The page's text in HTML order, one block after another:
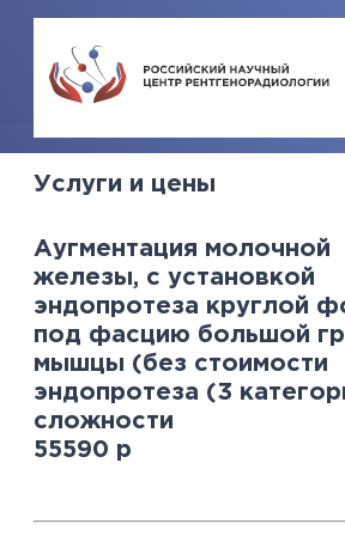
Услуги и цены
Аугментация молочной
железы, с установкой
эндопротеза круглой
под фасцию большой
мышцы (без стоимости
эндопротеза (3
сложности
55590 р